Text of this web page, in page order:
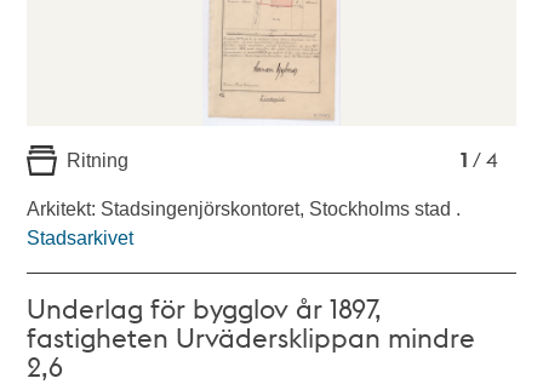
1 / 4
Ritning
Arkitekt: Stadsingenjörskontoret, Stockholms stad .
Stadsarkivet
Underlag för bygglov år 1897,
fastigheten Urvädersklippan mindre
2,6